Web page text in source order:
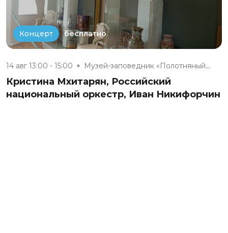
Концерт бесплатно
14 авг 13:00 - 15:00 Музей-заповедник «Полотняный З...
Кристина Мхитарян, Российский
национальный оркестр, Иван Никифорчин